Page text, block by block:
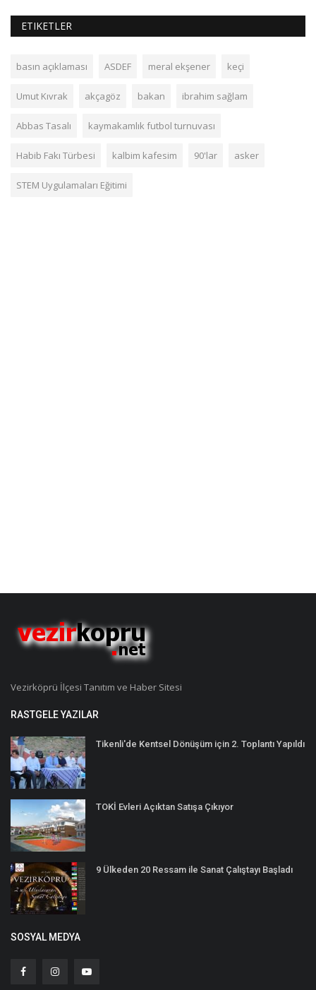
ETIKETLER
basın açıklaması ASDEF meral ekşener keçi
Umut Kıvrak akçagöz bakan ibrahim sağlam
Abbas Tasalı kaymakamlık futbol turnuvası
Habib Fakı Türbesi kalbim kafesim 90'lar asker
STEM Uygulamaları Eğitimi
Vezirköprü İlçesi Tanıtım ve Haber Sitesi
RASTGELE YAZILAR
Tikenli'de Kentsel Dönüşüm için 2. Toplantı Yapıldı
TOKİ Evleri Açıktan Satışa Çıkıyor
9 Ülkeden 20 Ressam ile Sanat Çalıştayı Başladı
SOSYAL MEDYA